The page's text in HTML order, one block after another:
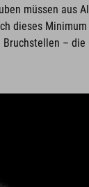
müssen aus
dieses
– die